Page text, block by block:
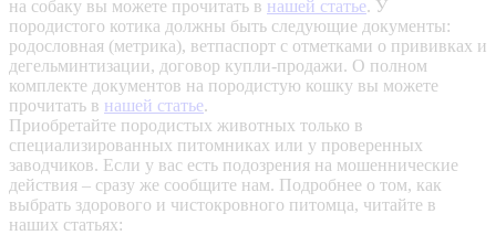
на собаку вы можете прочитать в нашей статье. У
породистого котика должны быть следующие документы:
родословная (метрика), ветпаспорт с отметками о прививках и
дегельминтизации, договор купли-продажи. О полном
комплекте документов на породистую кошку вы можете
прочитать в нашей статье.
Приобретайте породистых животных только в
специализированных питомниках или у проверенных
заводчиков. Если у вас есть подозрения на мошеннические
действия – сразу же сообщите нам. Подробнее о том, как
выбрать здорового и чистокровного питомца, читайте в
наших статьях: